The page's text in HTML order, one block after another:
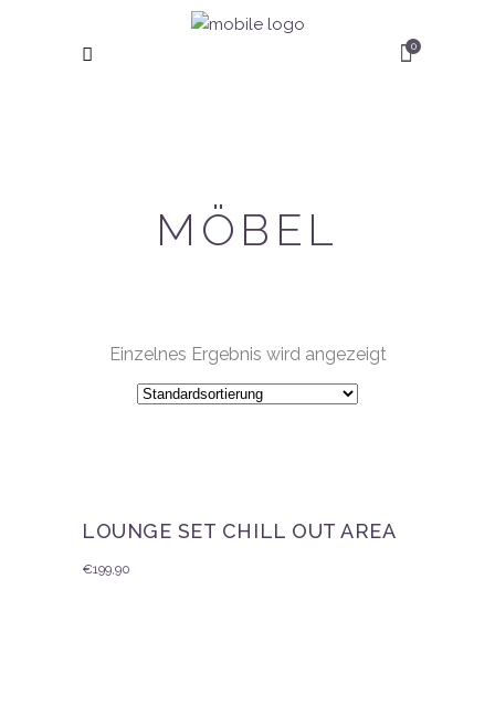
0
MÖBEL
Einzelnes Ergebnis wird angezeigt
LOUNGE SET CHILL OUT AREA
€199,90